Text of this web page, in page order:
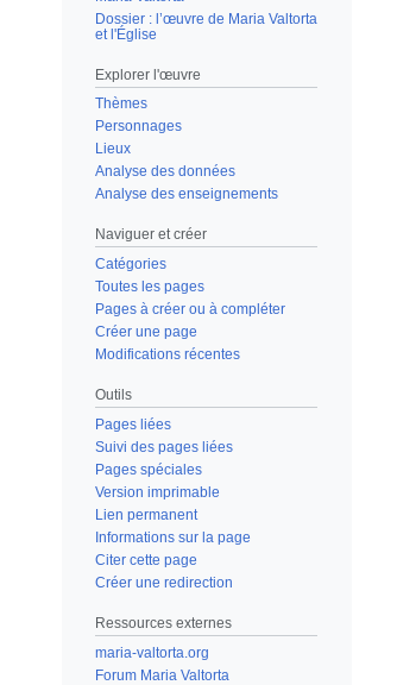
Dossier : l’œuvre de Maria Valtorta
et l'Église
Explorer l'œuvre
Thèmes
Personnages
Lieux
Analyse des données
Analyse des enseignements
Naviguer et créer
Catégories
Toutes les pages
Pages à créer ou à compléter
Créer une page
Modifications récentes
Outils
Pages liées
Suivi des pages liées
Pages spéciales
Version imprimable
Lien permanent
Informations sur la page
Citer cette page
Créer une redirection
Ressources externes
maria-valtorta.org
Forum Maria Valtorta